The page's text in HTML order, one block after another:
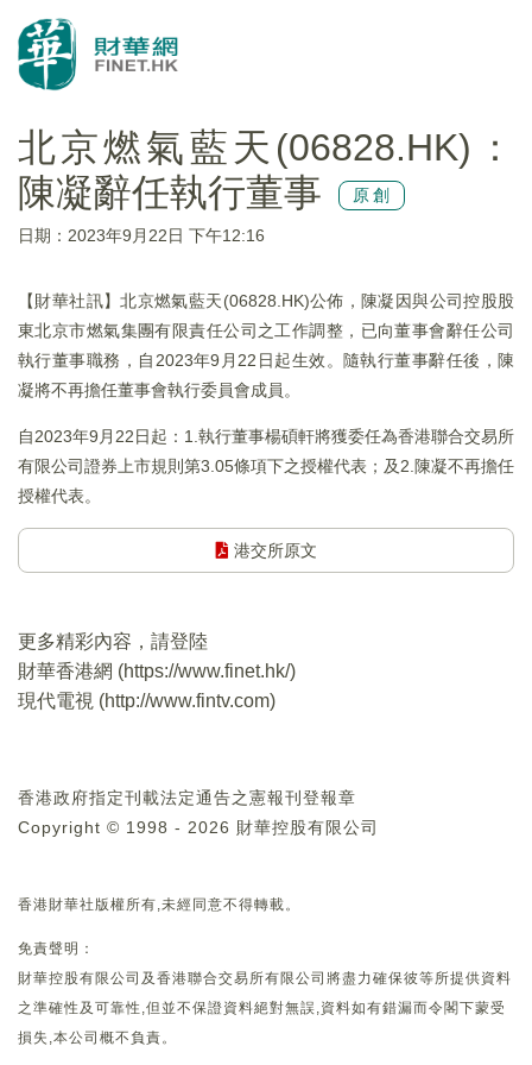
北京燃氣藍天(06828.HK)：
陳凝辭任執行董事
原創
日期：2023年9月22日 下午12:16
【財華社訊】北京燃氣藍天(06828.HK)公佈，陳凝因與公司控股股
東北京市燃氣集團有限責任公司之工作調整，已向董事會辭任公司
執行董事職務，自2023年9月22日起生效。隨執行董事辭任後，陳
凝將不再擔任董事會執行委員會成員。
自2023年9月22日起：1.執行董事楊碩軒將獲委任為香港聯合交易所
有限公司證券上市規則第3.05條項下之授權代表；及2.陳凝不再擔任
授權代表。
港交所原文
更多精彩內容，請登陸
財華香港網 (https://www.finet.hk/)
現代電視 (http://www.fintv.com)
香港政府指定刊載法定通告之憲報刊登報章
Copyright © 1998 - 2026 財華控股有限公司
香港財華社版權所有,未經同意不得轉載。
免責聲明：
財華控股有限公司及香港聯合交易所有限公司將盡力確保彼等所提供資料
之準確性及可靠性,但並不保證資料絕對無誤,資料如有錯漏而令閣下蒙受
損失,本公司概不負責。